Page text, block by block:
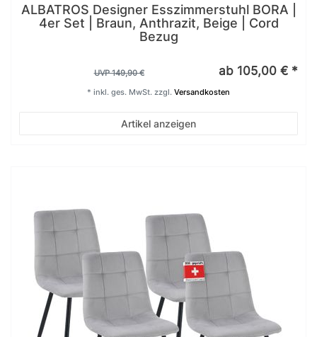
ALBATROS Designer Esszimmerstuhl BORA |
4er Set | Braun, Anthrazit, Beige | Cord
Bezug
UVP 149,90 € ab 105,00 € *
Artikel anzeigen
* inkl. ges. MwSt. zzgl. Versandkosten